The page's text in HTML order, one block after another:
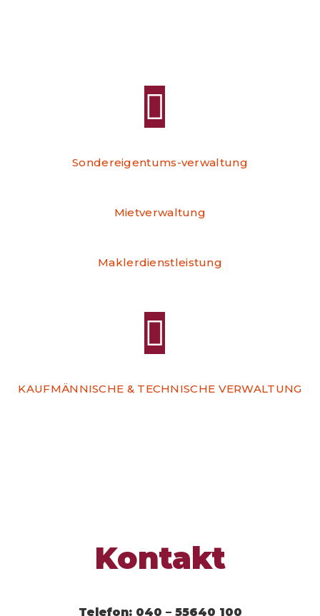
Sondereigentums-verwaltung
Mietverwaltung
Maklerdienstleistung
KAUFMÄNNISCHE & TECHNISCHE VERWALTUNG
Kontakt
Telefon: 040 – 55640 100